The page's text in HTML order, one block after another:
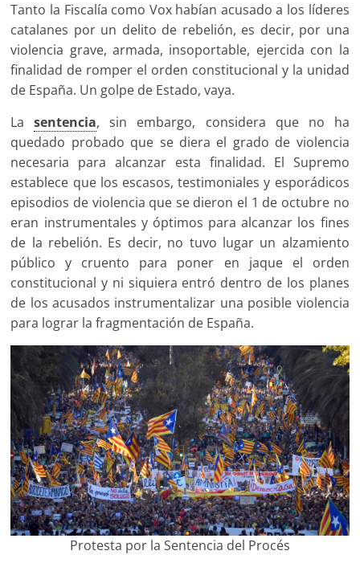
Tanto la Fiscalía como Vox habían acusado a los líderes
catalanes por un delito de rebelión, es decir, por una
violencia grave, armada, insoportable, ejercida con la
finalidad de romper el orden constitucional y la unidad
de España. Un golpe de Estado, vaya.
Lasentencia, sin embargo, considera que no ha
quedado probado que se diera el grado de violencia
necesaria para alcanzar esta finalidad. El Supremo
establece que los escasos, testimoniales y esporádicos
episodios de violencia que se dieron el 1 de octubre no
eran instrumentales y óptimos para alcanzar los fines
de la rebelión. Es decir, no tuvo lugar un alzamiento
público y cruento para poner en jaque el orden
constitucional y ni siquiera entró dentro de los planes
de los acusados instrumentalizar una posible violencia
para lograr la fragmentación de España.
Protesta por la Sentencia del Procés